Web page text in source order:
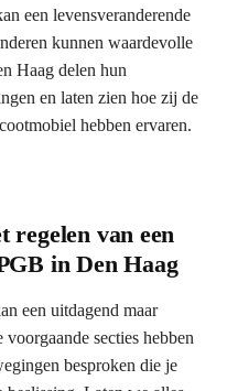
een levensveranderende
kunnen waardevolle
Haag delen hun
en laten zien hoe zij de
hebben ervaren.
regelen van een
in Den Haag
een uitdagend maar
secties hebben
besproken die je